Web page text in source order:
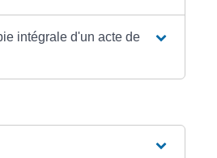
intégrale d'un acte de